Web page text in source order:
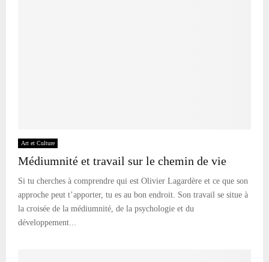
Art et Culture
Médiumnité et travail sur le chemin de vie
Si tu cherches à comprendre qui est Olivier Lagardère et ce que son
approche peut t’apporter, tu es au bon endroit. Son travail se situe à
la croisée de la médiumnité, de la psychologie et du
développement...